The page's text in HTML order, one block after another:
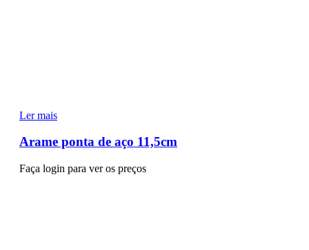
Ler mais
Arame ponta de aço 11,5cm
Faça login para ver os preços